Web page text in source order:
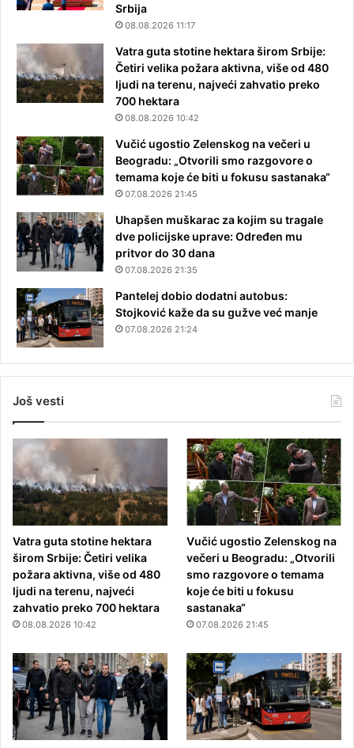
Srbija
08.08.2026 11:17
Vatra guta stotine hektara širom Srbije:
Četiri velika požara aktivna, više od 480
ljudi na terenu, najveći zahvatio preko
700 hektara
08.08.2026 10:42
Vučić ugostio Zelenskog na večeri u
Beogradu: „Otvorili smo razgovore o
temama koje će biti u fokusu sastanaka“
07.08.2026 21:45
Uhapšen muškarac za kojim su tragale
dve policijske uprave: Određen mu
pritvor do 30 dana
07.08.2026 21:35
Pantelej dobio dodatni autobus:
Stojković kaže da su gužve već manje
07.08.2026 21:24
Još vesti
Vatra guta stotine hektara
širom Srbije: Četiri velika
požara aktivna, više od 480
ljudi na terenu, najveći
zahvatio preko 700 hektara
08.08.2026 10:42
Vučić ugostio Zelenskog na
večeri u Beogradu: „Otvorili
smo razgovore o temama
koje će biti u fokusu
sastanaka“
07.08.2026 21:45